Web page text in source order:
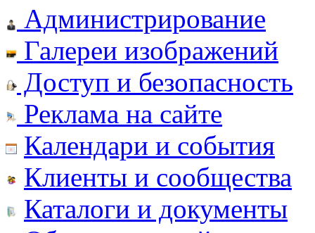
Администрирование
Галереи изображений
Доступ и безопасность
Реклама на сайте
Календари и события
Клиенты и сообщества
Каталоги и документы